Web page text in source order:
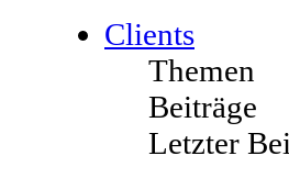
Clients
Themen
Beiträge
Letzter